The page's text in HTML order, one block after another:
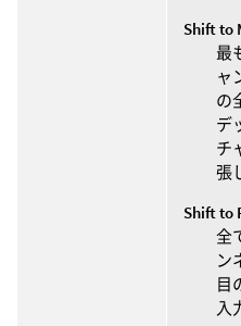
Shift to
最
ャ
の
デ
チ
張
Shift to
全
ン
目
入